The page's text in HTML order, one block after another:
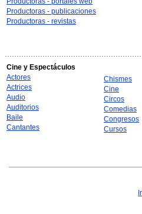
Productoras - publicaciones
Productoras - revistas
Cine y Espectáculos
Actores
Actrices
Audio
Auditorios
Baile
Cantantes
Chismes
Cine
Circos
Comedias
Congresos
Cursos